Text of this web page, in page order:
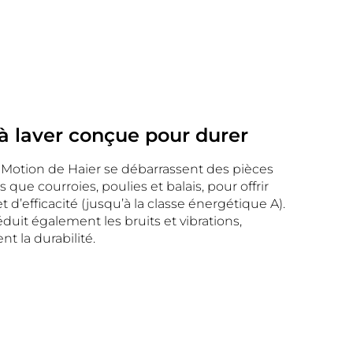
laver conçue pour durer
de Haier se débarrassent des pièces
que courroies, poulies et balais, pour offrir
d’efficacité (jusqu’à la classe énergétique A).
également les bruits et vibrations,
la durabilité.